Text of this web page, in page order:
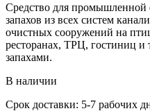
Средство для промышленной
запахов из всех систем
очистных сооружений на
ресторанах, ТРЦ, гостиниц и
запахами.
В наличии
Срок доставки: 5-7 рабочих